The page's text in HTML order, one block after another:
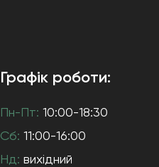
Графік роботи:
Пн-Пт: 10:00-18:30
Сб: 11:00-16:00
Нд: вихідний